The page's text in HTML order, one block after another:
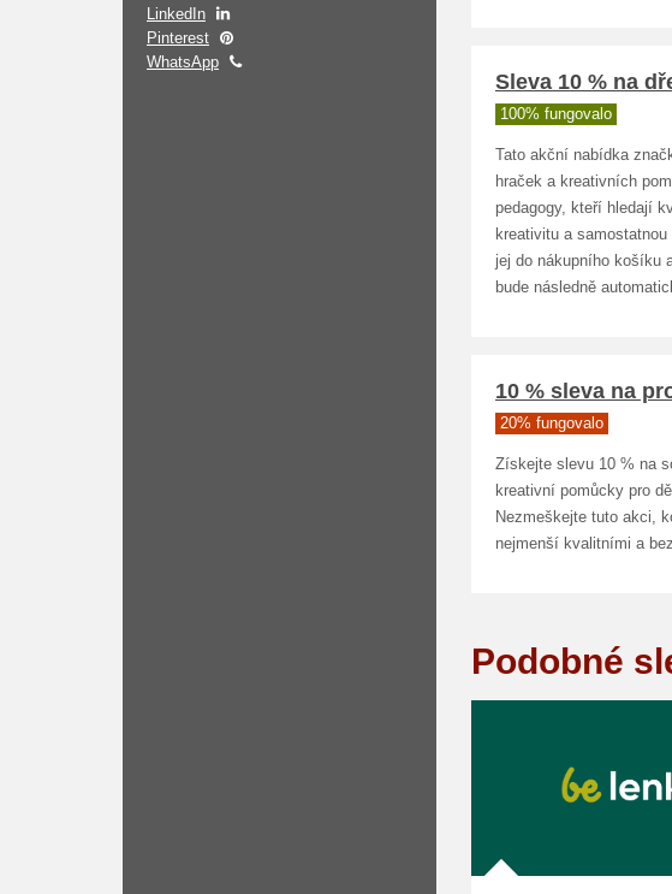
LinkedIn
Pinterest
WhatsApp
Sleva 10 % na
100% fungovalo
Tato akční nabídka
hraček a kreativních
pedagogy, kteří hledají
kreativitu a
jej do nákupního košíku
bude následně
10 % sleva na
20% fungovalo
Získejte slevu 10 % na
kreativní pomůcky pro
Nezmeškejte tuto akci,
nejmenší kvalitními a
Podobné